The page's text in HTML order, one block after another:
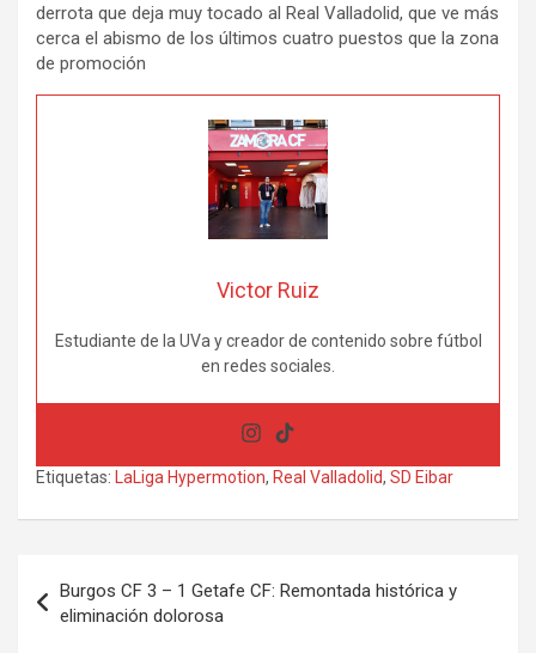
derrota que deja muy tocado al Real Valladolid, que ve más
cerca el abismo de los últimos cuatro puestos que la zona
de promoción
Victor Ruiz
Estudiante de la UVa y creador de contenido sobre fútbol
en redes sociales.
Etiquetas: LaLiga Hypermotion, Real Valladolid, SD Eibar
de
Burgos CF 3 – 1 Getafe CF: Remontada histórica y
eliminación dolorosa